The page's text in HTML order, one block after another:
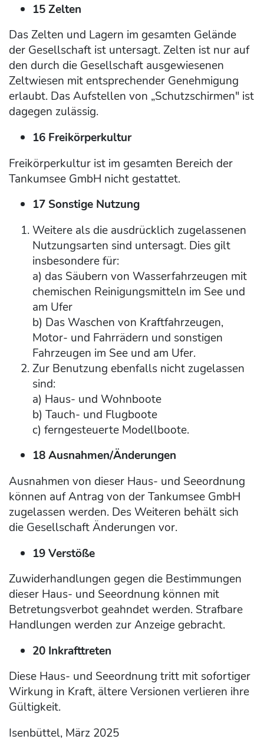
15 Zelten
Das Zelten und Lagern im gesamten Gelände
der Gesellschaft ist untersagt. Zelten ist nur auf
den durch die Gesellschaft ausgewiesenen
Zeltwiesen mit entsprechender Genehmigung
erlaubt. Das Aufstellen von „Schutzschirmen" ist
dagegen zulässig.
16 Freikörperkultur
Freikörperkultur ist im gesamten Bereich der
Tankumsee GmbH nicht gestattet.
17 Sonstige Nutzung
Weitere als die ausdrücklich zugelassenen
Nutzungsarten sind untersagt. Dies gilt
insbesondere für:
a) das Säubern von Wasserfahrzeugen mit
chemischen Reinigungsmitteln im See und
am Ufer
b) Das Waschen von Kraftfahrzeugen,
Motor- und Fahrrädern und sonstigen
Fahrzeugen im See und am Ufer.
Zur Benutzung ebenfalls nicht zugelassen
sind:
a) Haus- und Wohnboote
b) Tauch- und Flugboote
c) ferngesteuerte Modellboote.
18 Ausnahmen/Änderungen
Ausnahmen von dieser Haus- und Seeordnung
können auf Antrag von der Tankumsee GmbH
zugelassen werden. Des Weiteren behält sich
die Gesellschaft Änderungen vor.
19 Verstöße
Zuwiderhandlungen gegen die Bestimmungen
dieser Haus- und Seeordnung können mit
Betretungsverbot geahndet werden. Strafbare
Handlungen werden zur Anzeige gebracht.
20 Inkrafttreten
Diese Haus- und Seeordnung tritt mit sofortiger
Wirkung in Kraft, ältere Versionen verlieren ihre
Gültigkeit.
Isenbüttel, März 2025